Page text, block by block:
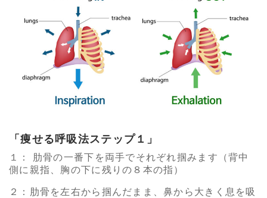
「痩せる呼吸法ステップ１」
１： 肋骨の一番下を両手でそれぞれ掴みます（背中
側に親指、胸の下に残りの８本の指）
２：肋骨を左右から掴んだまま、鼻から大きく息を吸